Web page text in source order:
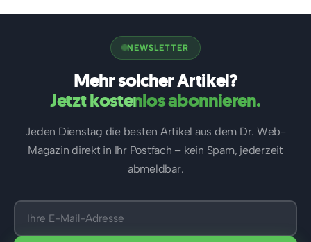
NEWSLETTER
Mehr solcher Artikel?
Jetzt kostenlos abonnieren.
Jeden Dienstag die besten Artikel aus dem Dr. Web-
Magazin direkt in Ihr Postfach – kein Spam, jederzeit
abmeldbar.